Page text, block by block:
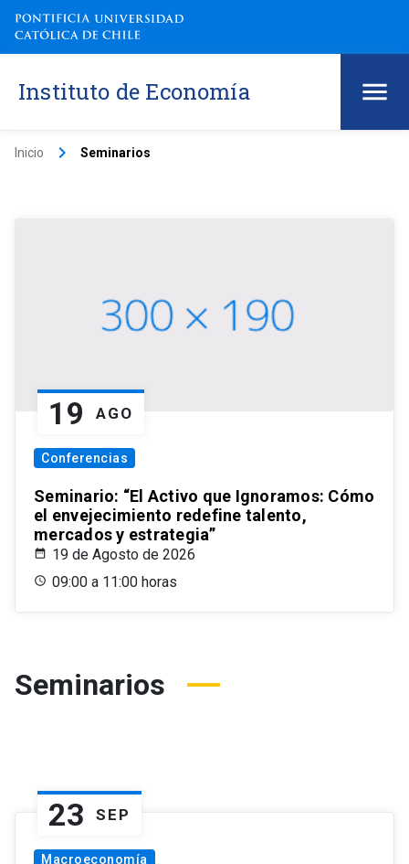
Instituto de Economía
Inicio keyboard_arrow_right Seminarios
19 AGO
Conferencias
Seminario: “El Activo que Ignoramos: Cómo
el envejecimiento redefine talento,
mercados y estrategia”
19 de Agosto de 2026
09:00 a 11:00 horas
Seminarios
23 SEP
Macroeconomía